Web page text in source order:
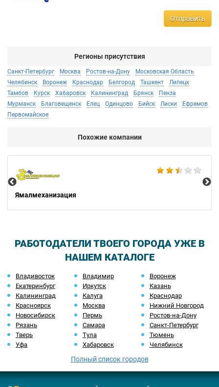
Отправить
Регионы присутствия
Санкт-Петербург Москва Ростов-на-Дону
Московская Область
Челябинск
Воронеж Краснодар Белгород Ташкент
Липецк
Тамбов
Курск Хабаровск Калининград Брянск
Пенза
Мурманск
Благовещенск Елец Одинцово Бийск Лиски
Ефремов
Первомайское
Похожие компании
Ямалмеханизация
РАБОТОДАТЕЛИ ТВОЕГО ГОРОДА УЖЕ В
НАШЕМ КАТАЛОГЕ
Владивосток Владимир
Воронеж
Екатеринбург
Иркутск
Казань
Калининград
Калуга
Краснодар
Красноярск
Москва
Нижний Новгород
Новосибирск
Пермь
Ростов-на-Дону
Рязань
Самара
Санкт-Петербург
Тверь
Тула
Тюмень
Уфа
Хабаровск Челябинск
Полный список городов